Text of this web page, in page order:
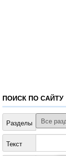
ПОИСК ПО САЙТУ
Разделы
Текст